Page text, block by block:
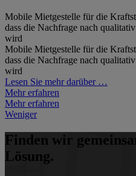
Mobile Mietgestelle für die
dass die Nachfrage nach
wird
Mobile Mietgestelle für die
dass die Nachfrage nach
wird
Lesen Sie mehr darüber …
Mehr erfahren
Mehr erfahren
Weniger
Finden wir
Lösung.